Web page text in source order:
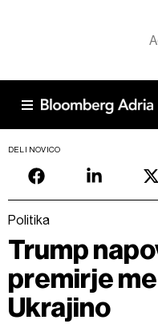
DELI NOVICO
Politika
Trump
premirje
Ukrajino